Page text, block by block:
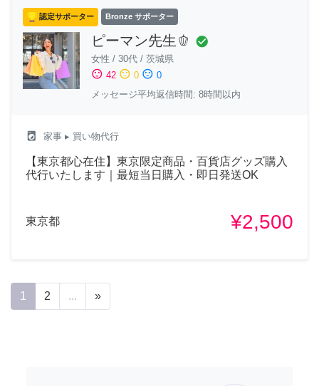
認定サポーター Bronze サポーター
ピーマン先生🫑 check_circle
女性 / 30代 / 茨城県
sentiment_satisfied 42 sentiment_neutral 0 sentiment_dissatisfied 0
メッセージ平均返信時間: 8時間以内
local_laundry_service 家事 ▸ 買い物代行
【東京都心在住】東京限定商品・百貨店グッズ購入
代行いたします｜最短当日購入・即日発送OK
東京都 ¥2,500
1 2 ... »